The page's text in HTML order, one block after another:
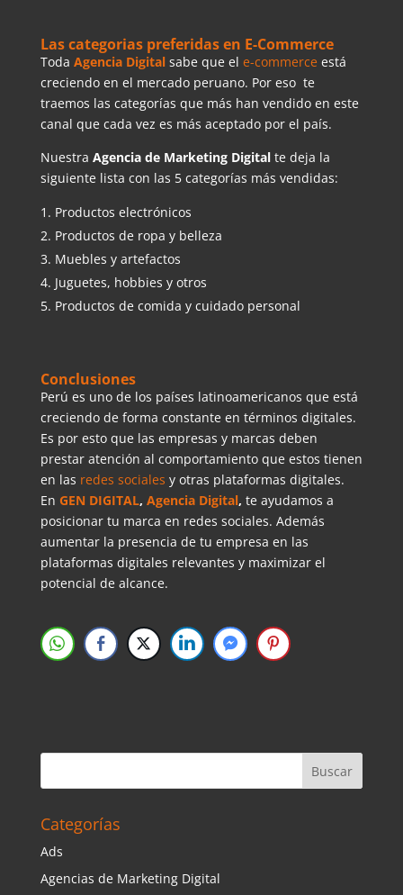
Las categorias preferidas en E-Commerce
Toda Agencia Digital sabe que el e-commerce está
creciendo en el mercado peruano. Por eso te
traemos las categorías que más han vendido en este
canal que cada vez es más aceptado por el país.
Nuestra Agencia de Marketing Digital te deja la
siguiente lista con las 5 categorías más vendidas:
Productos electrónicos
Productos de ropa y belleza
Muebles y artefactos
Juguetes, hobbies y otros
Productos de comida y cuidado personal
Conclusiones
Perú es uno de los países latinoamericanos que está
creciendo de forma constante en términos digitales.
Es por esto que las empresas y marcas deben
prestar atención al comportamiento que estos tienen
en las redes sociales y otras plataformas digitales.
En GEN DIGITAL, Agencia Digital, te ayudamos a
posicionar tu marca en redes sociales. Además
aumentar la presencia de tu empresa en las
plataformas digitales relevantes y maximizar el
potencial de alcance.
Categorías
Ads
Agencias de Marketing Digital